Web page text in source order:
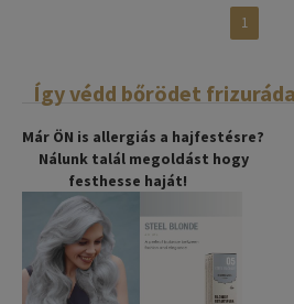
1
Így védd bőrödet
Már ÖN is allergiás a hajfestésre?
Nálunk talál megoldást hogy
festhesse haját!